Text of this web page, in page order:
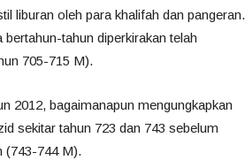
liburan oleh para khalifah dan pangeran.
tahun diperkirakan telah
705-715 M).
2012, bagaimanapun mengungkapkan
sekitar tahun 723 dan 743 sebelum
(743-744 M).